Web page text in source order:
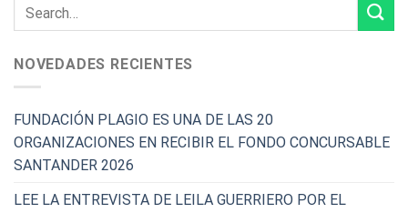
NOVEDADES RECIENTES
FUNDACIÓN PLAGIO ES UNA DE LAS 20
ORGANIZACIONES EN RECIBIR EL FONDO CONCURSABLE
SANTANDER 2026
LEE LA ENTREVISTA DE LEILA GUERRIERO POR EL